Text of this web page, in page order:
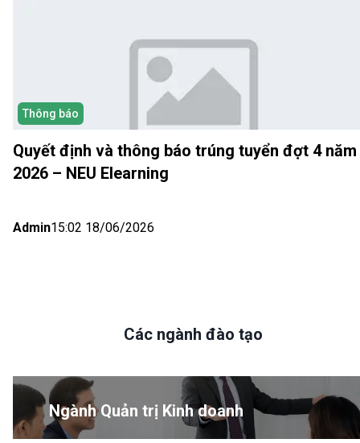
Thông báo
Quyết định và thông báo trúng tuyển đợt 4 năm
2026 – NEU Elearning
Admin15:02 18/06/2026
Các ngành đào tạo
Ngành Quản trị Kinh doanh